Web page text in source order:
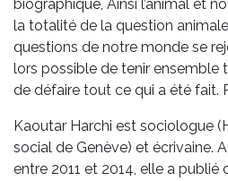
biographique, Ainsi l’animal et
la totalité de la question
questions de notre monde se
lors possible de tenir ensemble
de défaire tout ce qui a été fait.
Kaoutar Harchi est sociologue
social de Genève) et écrivaine.
entre 2011 et 2014, elle a publié